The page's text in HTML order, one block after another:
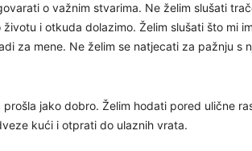
o važnim stvarima. Ne želim slušati
i otkuda dolazimo. Želim slušati što mi
za mene. Ne želim se natjecati za pažnju s
jako dobro. Želim hodati pored ulične
kući i otprati do ulaznih vrata.